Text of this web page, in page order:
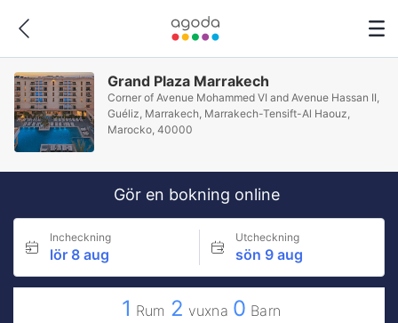
Grand Plaza Marrakech
Corner of Avenue Mohammed VI and Avenue Hassan II,
Guéliz, Marrakech, Marrakech-Tensift-Al Haouz,
Marocko, 40000
Gör en bokning online
Incheckning
lör 8 aug
Utcheckning
sön 9 aug
1 Rum 2 vuxna 0 Barn